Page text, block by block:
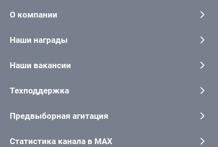
О компании
Наши награды
Наши вакансии
Техподдержка
Предвыборная агитация
Статистика канала в MAX